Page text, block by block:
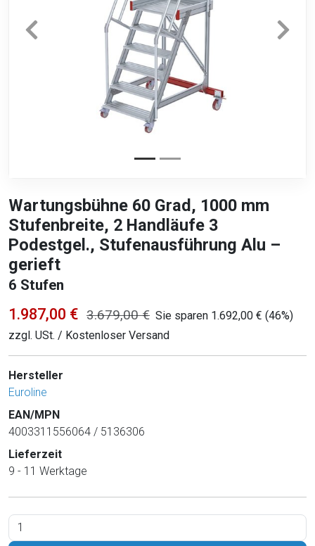
Wartungsbühne 60 Grad, 1000 mm
Stufenbreite, 2 Handläufe 3
Podestgel., Stufenausführung Alu –
gerieft
6 Stufen
1.987,00 € 3.679,00 € Sie sparen 1.692,00 € (46%)
zzgl. USt. / Kostenloser Versand
Hersteller
Euroline
EAN/MPN
4003311556064 / 5136306
Lieferzeit
9 - 11 Werktage